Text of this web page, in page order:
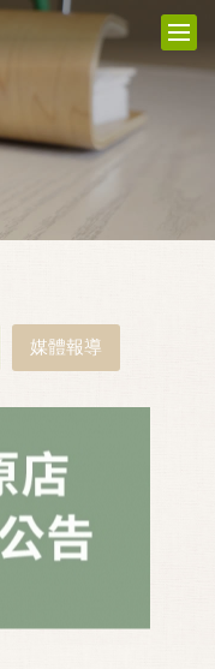
媒體報導